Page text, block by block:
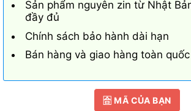
Sản phẩm nguyên zin từ Nhật
đầy đủ
Chính sách bảo hành dài hạn
Bán hàng và giao hàng toàn quốc
🈴 MÃ CỦA BẠN